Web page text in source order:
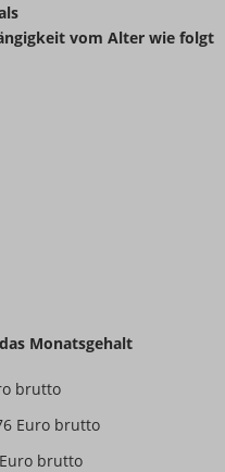
vom Alter wie folgt
Monatsgehalt
brutto
Euro brutto
brutto